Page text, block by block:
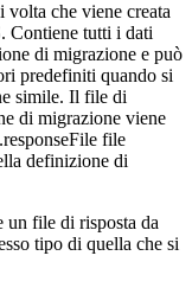
che viene creata
Contiene tutti i dati
di migrazione e può
predefiniti quando si
simile. Il file di
di migrazione viene
.responseFile file
definizione di
un file di risposta da
tipo di quella che si